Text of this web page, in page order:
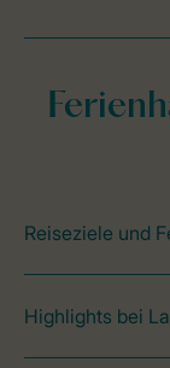
Reiseziele und
Highlights bei